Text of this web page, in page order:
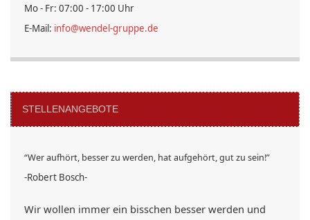
Mo - Fr: 07:00 - 17:00 Uhr
E-Mail: info@wendel-gruppe.de
STELLENANGEBOTE
“Wer aufhört, besser zu werden, hat aufgehört, gut zu sein!”
-Robert Bosch-
Wir wollen immer ein bisschen besser werden und